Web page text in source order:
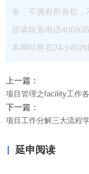
务，不拥有所有权
容请联系电话
本网站将在24小时内
上一篇：
项目管理之facility工作
下一篇：
项目工作分解三大流程
延申阅读